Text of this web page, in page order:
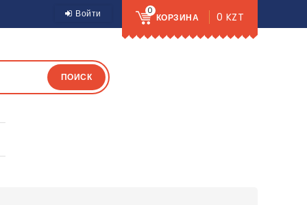
0
КОРЗИНА 0 KZT
Войти
ПОИСК